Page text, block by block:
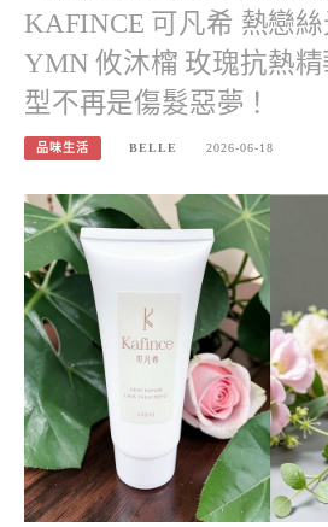
KAFINCE 可凡希 熱戀
YMN 攸沐橣 玫瑰抗熱
型不再是傷髮惡夢！
品味生活 BELLE 2026-06-18